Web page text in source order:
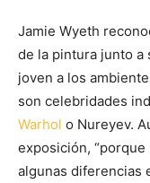
Jamie Wyeth
de la pintura junto a
joven a los
son celebridades
Warhol o Nureyev.
exposición, “porque
algunas diferencias